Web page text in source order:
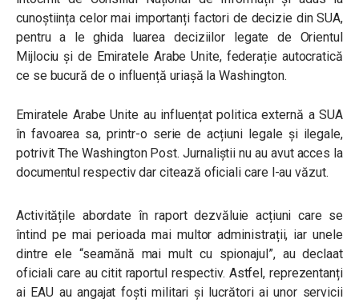
cunoștiința celor mai importanți factori de decizie din SUA,
pentru a le ghida luarea deciziilor legate de Orientul
Mijlociu și de Emiratele Arabe Unite, federație autocratică
ce se bucură de o influență uriașă la Washington.
Emiratele Arabe Unite au influențat politica externă a SUA
în favoarea sa, printr-o serie de acțiuni legale și ilegale,
potrivit The Washington Post. Jurnaliștii nu au avut acces la
documentul respectiv dar citează oficiali care l-au văzut.
Activitățile abordate în raport dezvăluie acțiuni care se
întind pe mai perioada mai multor administrații, iar unele
dintre ele “seamănă mai mult cu spionajul”, au declaat
oficiali care au citit raportul respectiv. Astfel, reprezentanți
ai EAU au angajat foști militari și lucrători ai unor servicii